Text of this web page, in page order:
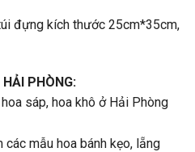
đựng kích thước 25cm*35cm,
PHÒNG:
sáp, hoa khô ở Hải Phòng
các mẫu hoa bánh kẹo, lẵng